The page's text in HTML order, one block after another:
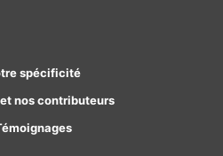
spécificité
et nos contributeurs